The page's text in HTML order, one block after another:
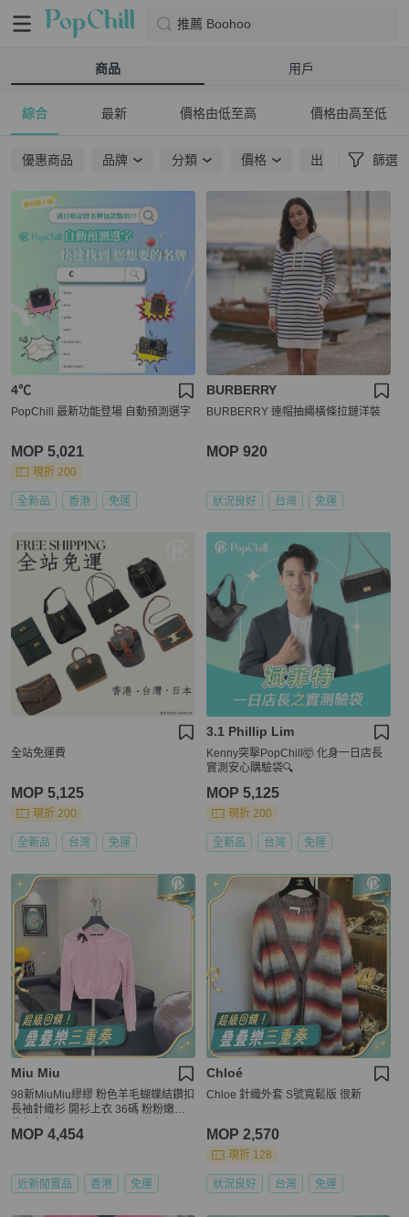
推薦 Boohoo
商品 用戶
綜合 最新 價格由低至高 價格由高至低
優惠商品 品牌 分類 價格 出貨地點 篩選
4℃
PopChill 最新功能登場 自動預測選字
MOP 5,021
現折 200
全新品 香港 免運
BURBERRY
BURBERRY 連帽抽繩橫條拉鏈洋裝
MOP 920
狀況良好 台灣 免運
全站免運費
MOP 5,125
現折 200
全新品 台灣 免運
3.1 Phillip Lim
Kenny突擊PopChill🤯 化身一日店長
實測安心購驗袋🔍
MOP 5,125
現折 200
全新品 台灣 免運
Miu Miu
98新MiuMiu繆繆 粉色羊毛蝴蝶結鑽扣
長袖針織衫 開衫上衣 36碼 粉粉嫩嫩
MOP 4,454
近新閒置品 香港 免運
Chloé
Chloe 針織外套 S號寬鬆版 很新
MOP 2,570
現折 128
狀況良好 台灣 免運